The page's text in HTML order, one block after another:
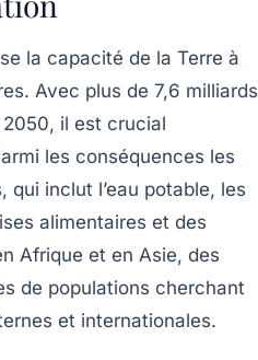
la capacité de la Terre à
Avec plus de 7,6 milliards
2050, il est crucial
les conséquences les
, qui inclut l’eau potable, les
alimentaires et des
Afrique et en Asie, des
de populations cherchant
et internationales.